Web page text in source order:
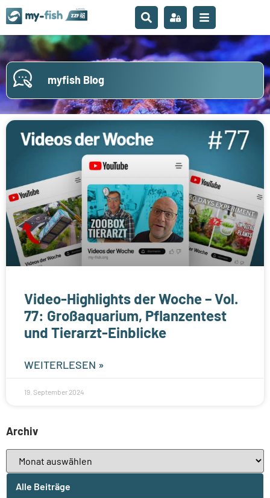
myfish Blog
Video-Highlights der Woche – Vol.
77: Großaquarium, Pflanzentest
und Tierarzt-Einblicke
WEITERLESEN »
19. September 2024
Archiv
Alle Beiträge